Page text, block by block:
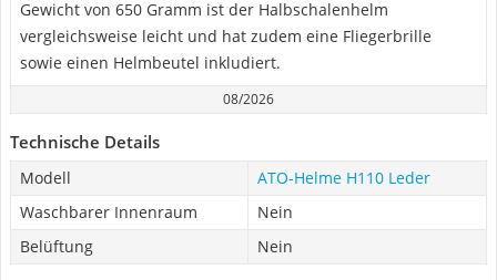
Gewicht von 650 Gramm ist der Halbschalenhelm
vergleichsweise leicht und hat zudem eine Fliegerbrille
sowie einen Helmbeutel inkludiert.
08/2026
Technische Details
Modell
ATO-Helme H110 Leder
Waschbarer Innenraum
Nein
Belüftung
Nein